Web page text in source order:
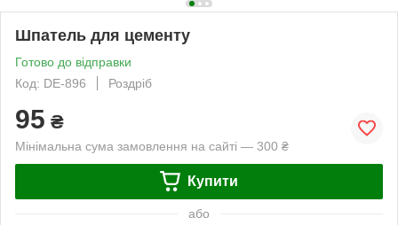
Шпатель для цементу
Готово до відправки
Код: DE-896
Роздріб
95 ₴
Мінімальна сума замовлення на сайті — 300 ₴
Купити
або